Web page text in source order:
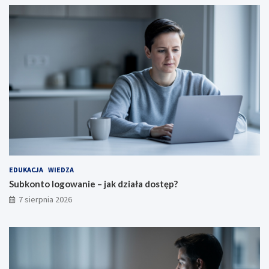
EDUKACJA WIEDZA
Subkonto logowanie – jak działa dostęp?
7 sierpnia 2026